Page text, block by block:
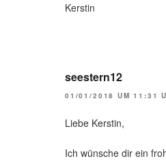
Kerstin
seestern12
01/01/2018 UM 11:31
Liebe Kerstin,
Ich wünsche dir ein